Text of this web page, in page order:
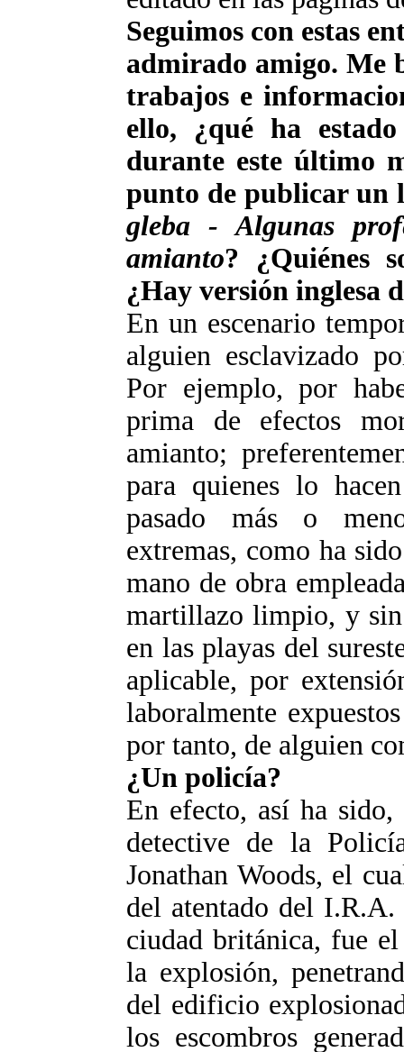
Seguimos con estas
admirado amigo. Me
trabajos e
ello, ¿qué ha
durante este último
punto de publicar
gleba - Algunas
amianto? ¿Quiénes
¿Hay versión inglesa
En un escenario
alguien esclavizado
Por ejemplo, por
prima de efectos
amianto;
para quienes lo
pasado más o
extremas, como ha
mano de obra
martillazo limpio, y
en las playas del
aplicable, por
laboralmente
por tanto, de alguien
¿Un policía?
En efecto, así ha
detective de la
Jonathan Woods, el
del atentado del
ciudad británica, fue
la explosión,
del edificio
los escombros